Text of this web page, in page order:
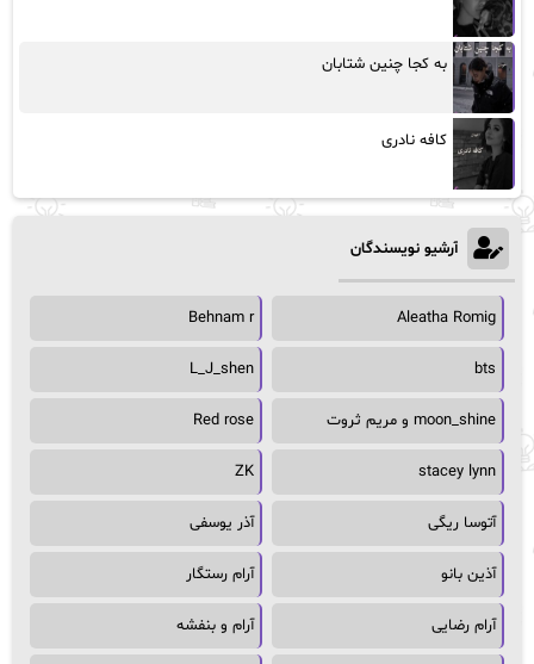
به کجا چنین شتابان
کافه نادری
آرشیو نویسندگان
Aleatha Romig
Behnam r
bts
L_J_shen
moon_shine و مریم ثروت Red rose
stacey lynn
ZK
آتوسا ریگی آذر یوسفی
آذین بانو آرام رستگار
آرام رضایی آرام و بنفشه